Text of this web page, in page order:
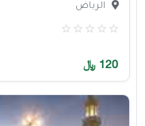
الرياض
120 ﷼